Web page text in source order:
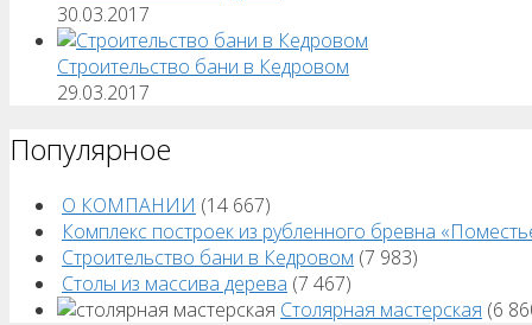
30.03.2017
Строительство бани в Кедровом
29.03.2017
Популярное
О КОМПАНИИ (14 667)
Комплекс построек из рубленного бревна
Строительство бани в Кедровом (7 983)
Столы из массива дерева (7 467)
Столярная мастерская (6